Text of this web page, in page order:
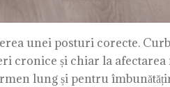
unei posturi corecte.
cronice și chiar la
lung și pentru